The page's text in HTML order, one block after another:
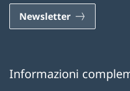
Newsletter
Informazioni